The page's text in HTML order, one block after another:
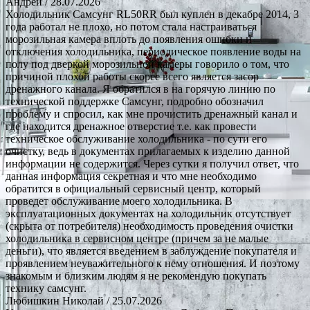
Холодильник Самсунг RL50RR был куплен в декабре 2014, 3
года работал не плохо, но потом стала настраиваться
морозильная камера вплоть до появления ошибки и
отключения холодильника, периодическое появление воды на
полу под дверкой морозильной камеры говорило о том, что
причиной плохой работы скорее всего является засор
дренажного канала. Я обратился в на горячую линию по
технической поддержке Самсунг, подробно обозначил
проблему и спросил, как мне прочистить дренажный канал и
где находится дренажное отверстие т.е. как провести
техническое обслуживание холодильника - по сути его
очистку, ведь в документах прилагаемых к изделию данной
информации не содержится. Через сутки я получил ответ, что
данная информация секретная и что мне необходимо
обратится в официальный сервисный центр, который
проведет обслуживание моего холодильника. В
эксплуатационных документах на холодильник отсутствует
(скрыта от потребителя) необходимость проведения очистки
холодильника в сервисном центре (причем за не малые
деньги), что является введением в заблуждение покупателя и
проявлением неуважительного к нему отношения. И поэтому
знакомым и близким людям я не рекомендую покупать
технику самсунг.
Любишкин Николай/ 25.07.2026